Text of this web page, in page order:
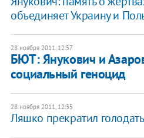
объединяет Украину и
28 ноября 2011, 12:57
БЮТ: Янукович и
социальный геноцид
28 ноября 2011, 12:35
Ляшко прекратил